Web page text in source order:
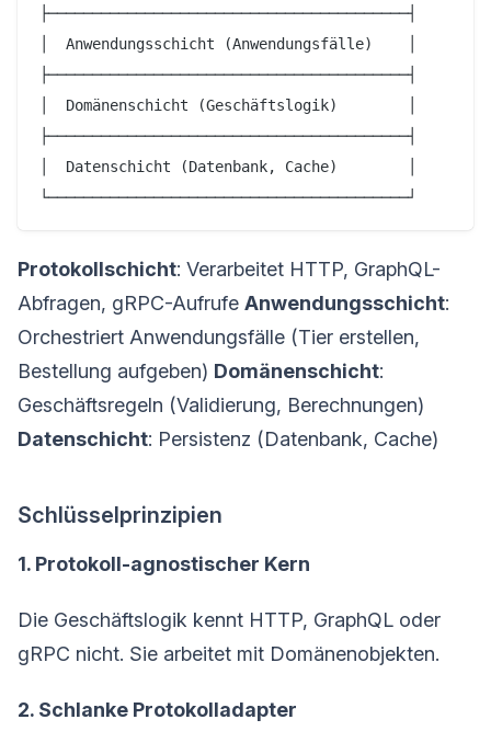
├─────────────────────────────────────────┤
│  Anwendungsschicht (Anwendungsfälle)    │
├─────────────────────────────────────────┤
│  Domänenschicht (Geschäftslogik)        │
├─────────────────────────────────────────┤
│  Datenschicht (Datenbank, Cache)        │
Protokollschicht: Verarbeitet HTTP, GraphQL-
Abfragen, gRPC-Aufrufe Anwendungsschicht:
Orchestriert Anwendungsfälle (Tier erstellen,
Bestellung aufgeben) Domänenschicht:
Geschäftsregeln (Validierung, Berechnungen)
Datenschicht: Persistenz (Datenbank, Cache)
Schlüsselprinzipien
1. Protokoll-agnostischer Kern
Die Geschäftslogik kennt HTTP, GraphQL oder
gRPC nicht. Sie arbeitet mit Domänenobjekten.
2. Schlanke Protokolladapter